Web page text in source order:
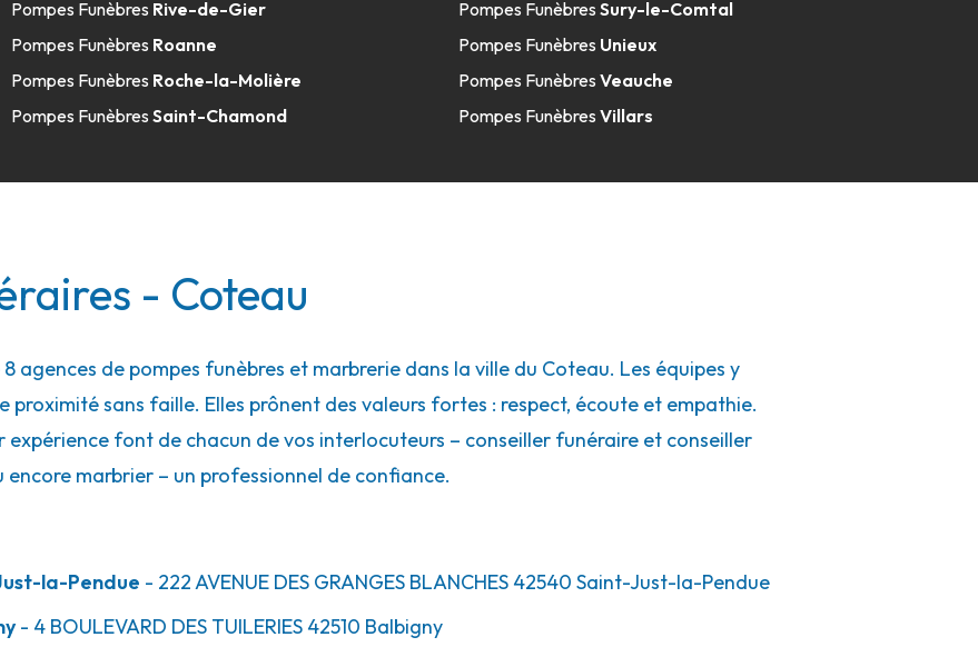
49.6km
50.0km
Pompes Funèbres Rive-de-Gier
Pompes Funèbres Roanne
Pompes Funèbres Roche-la-Molière
Pompes Funèbres Saint-Chamond
Pompes FunèbresSury-le-Comtal
Pompes Funèbres Unieux
Pompes FunèbresVeauche
Pompes FunèbresVillars
- Coteau
agences de pompes funèbres et marbrerie dans la ville du Coteau. Les équipes y
sans faille. Elles prônent des valeurs fortes : respect, écoute et empathie.
expérience font de chacun de vos interlocuteurs – conseiller funéraire et conseiller
marbrier – un professionnel de confiance.
la-Pendue - 222 AVENUE DES GRANGES BLANCHES 42540 Saint-Just-la-Pendue
- 4 BOULEVARD DES TUILERIES 42510 Balbigny